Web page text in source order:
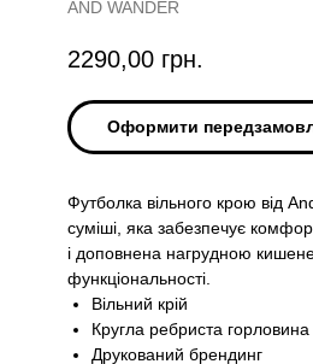
AND WANDER
2290,00 грн.
Оформити
Футболка вільного крою від
суміші, яка забезпечує
і доповнена нагрудною
функціональності.
Вільний крій
Кругла ребриста горловина
Друкований брендинг